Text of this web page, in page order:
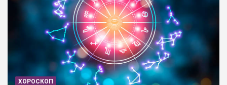
ХОРОСКОП